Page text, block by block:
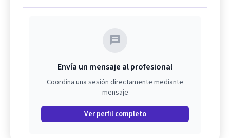
Envía un mensaje al profesional
Coordina una sesión directamente mediante
mensaje
Ver perfil completo